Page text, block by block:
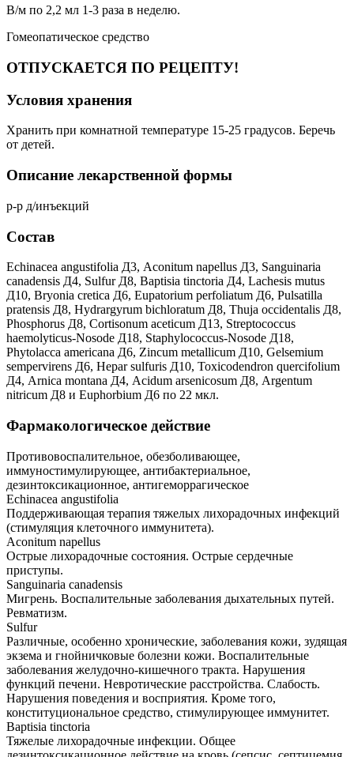
В/м по 2,2 мл 1-3 раза в неделю.
Гомеопатическое средство
ОТПУСКАЕТСЯ ПО РЕЦЕПТУ!
Условия хранения
Хранить при комнатной температуре 15-25 градусов. Беречь
от детей.
Описание лекарственной формы
р-р д/инъекций
Состав
Echinacea angustifolia Д3, Aconitum napellus Д3, Sanguinaria
canadensis Д4, Sulfur Д8, Baptisia tinctoria Д4, Lachesis mutus
Д10, Bryonia cretica Д6, Eupatorium perfoliatum Д6, Pulsatilla
pratensis Д8, Hydrargyrum bichloratum Д8, Thuja occidentalis Д8,
Phosphorus Д8, Cortisonum aceticum Д13, Streptococcus
haemolyticus-Nosode Д18, Staphylococcus-Nosode Д18,
Phytolacca americana Д6, Zincum metallicum Д10, Gelsemium
sempervirens Д6, Hepar sulfuris Д10, Toxicodendron quercifolium
Д4, Arnica montana Д4, Acidum arsenicosum Д8, Argentum
nitricum Д8 и Euphorbium Д6 по 22 мкл.
Фармакологическое действие
Противовоспалительное, обезболивающее,
иммуностимулирующее, антибактериальное,
дезинтоксикационное, антигеморрагическое
Echinacea angustifolia
Поддерживающая терапия тяжелых лихорадочных инфекций
(стимуляция клеточного иммунитета).
Aconitum napellus
Острые лихорадочные состояния. Острые сердечные
приступы.
Sanguinaria canadensis
Мигрень. Воспалительные заболевания дыхательных путей.
Ревматизм.
Sulfur
Различные, особенно хронические, заболевания кожи, зудящая
экзема и гнойничковые болезни кожи. Воспалительные
заболевания желудочно-кишечного тракта. Нарушения
функций печени. Невротические расстройства. Слабость.
Нарушения поведения и восприятия. Кроме того,
конституциональное средство, стимулирующее иммунитет.
Baptisia tinctoria
Тяжелые лихорадочные инфекции. Общее